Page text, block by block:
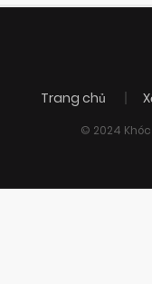
Trang chủ
© 2024